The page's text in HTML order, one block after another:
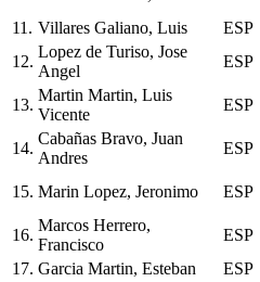
11. Villares Galiano, Luis ESP
12.
Lopez de Turiso, Jose
Angel
ESP
13.
Martin Martin, Luis
Vicente
ESP
14.
Cabañas Bravo, Juan
Andres
ESP
15. Marin Lopez, Jeronimo ESP
16.
Marcos Herrero,
Francisco
ESP
17. Garcia Martin, Esteban ESP